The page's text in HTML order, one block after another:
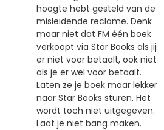
hoogte hebt gesteld van de
misleidende reclame. Denk
maar niet dat FM één boek
verkoopt via Star Books als jij
er niet voor betaalt, ook niet
als je er wel voor betaalt.
Laten ze je boek maar lekker
naar Star Books sturen. Het
wordt toch niet uitgegeven.
Laat je niet bang maken.